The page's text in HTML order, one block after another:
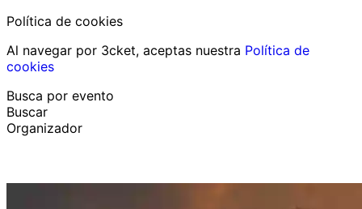
Política de cookies
Al navegar por 3cket, aceptas nuestra Política de
cookies
Busca por evento
Buscar
Organizador
Español